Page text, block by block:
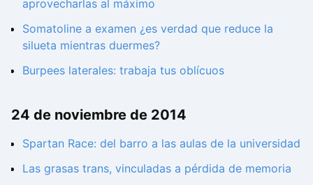
aprovecharlas al máximo
Somatoline a examen ¿es verdad que reduce la
silueta mientras duermes?
Burpees laterales: trabaja tus oblícuos
24 de noviembre de 2014
Spartan Race: del barro a las aulas de la universidad
Las grasas trans, vinculadas a pérdida de memoria